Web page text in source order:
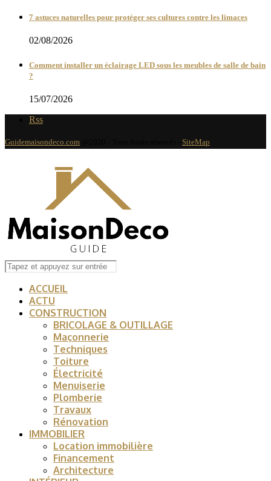
7 astuces naturelles pour protéger ses cultures contre les limaces
02/08/2026
Comment installer un éclairage LED sous les meubles de salle de bain
?
15/07/2026
Rss
Guidemaisondeco.com SiteMap
ACCUEIL
ACTU
CONSTRUCTION
BRICOLAGE & OUTILLAGE
Maçonnerie
Techniques
Toiture
Électricité
Menuiserie
Plomberie
Travaux
Rénovation
IMMOBILIER
Location immobilière
Financement
Architecture